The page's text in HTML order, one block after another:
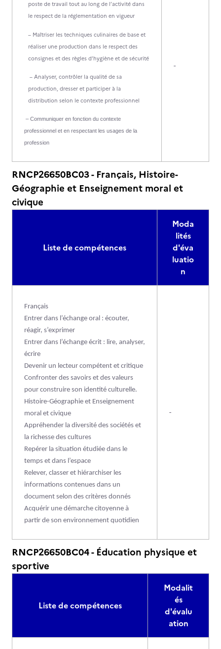
poste de travail tout au long de l’activité dans
le respect de la réglementation en vigueur
– Maîtriser les techniques culinaires de base et
réaliser une production dans le respect des
consignes et des règles d’hygiène et de sécurité
– Analyser, contrôler la qualité de sa
production, dresser et participer à la
distribution selon le contexte professionnel
– Communiquer en fonction du contexte
professionnel et en respectant les usages de la
profession
-
RNCP26650BC03 - Français, Histoire-
Géographie et Enseignement moral et
civique
Liste de compétences
Moda
lités
d'éva
luatio
n
Français
Entrer dans l’échange oral : écouter,
réagir, s’exprimer
Entrer dans l’échange écrit : lire, analyser,
écrire
Devenir un lecteur compétent et critique
Confronter des savoirs et des valeurs
pour construire son identité culturelle.
Histoire-Géographie et Enseignement
moral et civique
Appréhender la diversité des sociétés et
la richesse des cultures
Repérer la situation étudiée dans le
temps et dans l’espace
Relever, classer et hiérarchiser les
informations contenues dans un
document selon des critères donnés
Acquérir une démarche citoyenne à
partir de son environnement quotidien
-
RNCP26650BC04 - Éducation physique et
sportive
Liste de compétences
Modalit
és
d'évalu
ation